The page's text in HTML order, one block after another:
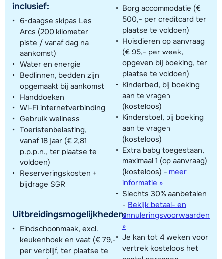
inclusief:
6-daagse skipas Les
Arcs (200 kilometer
piste / vanaf dag na
aankomst)
Water en energie
Bedlinnen, bedden zijn
opgemaakt bij aankomst
Handdoeken
Wi-Fi internetverbinding
Gebruik wellness
Toeristenbelasting,
vanaf 18 jaar (€ 2,81
p.p.p.n., ter plaatse te
voldoen)
Reserveringskosten +
bijdrage SGR
Uitbreidingsmogelijkheden:
Eindschoonmaak, excl.
keukenhoek en vaat (€ 79,-
per verblijf, ter plaatse te
Borg accommodatie (€
500,- per creditcard ter
plaatse te voldoen)
Huisdieren op aanvraag
(€ 95,- per week,
opgeven bij boeking, ter
plaatse te voldoen)
Kinderbed, bij boeking
aan te vragen
(kosteloos)
Kinderstoel, bij boeking
aan te vragen
(kosteloos)
Extra baby toegestaan,
maximaal 1 (op aanvraag)
(kosteloos) - meer
informatie »
Slechts 30% aanbetalen
- Bekijk betaal- en
annuleringsvoorwaarden
»
Je kan tot 4 weken voor
vertrek kosteloos het